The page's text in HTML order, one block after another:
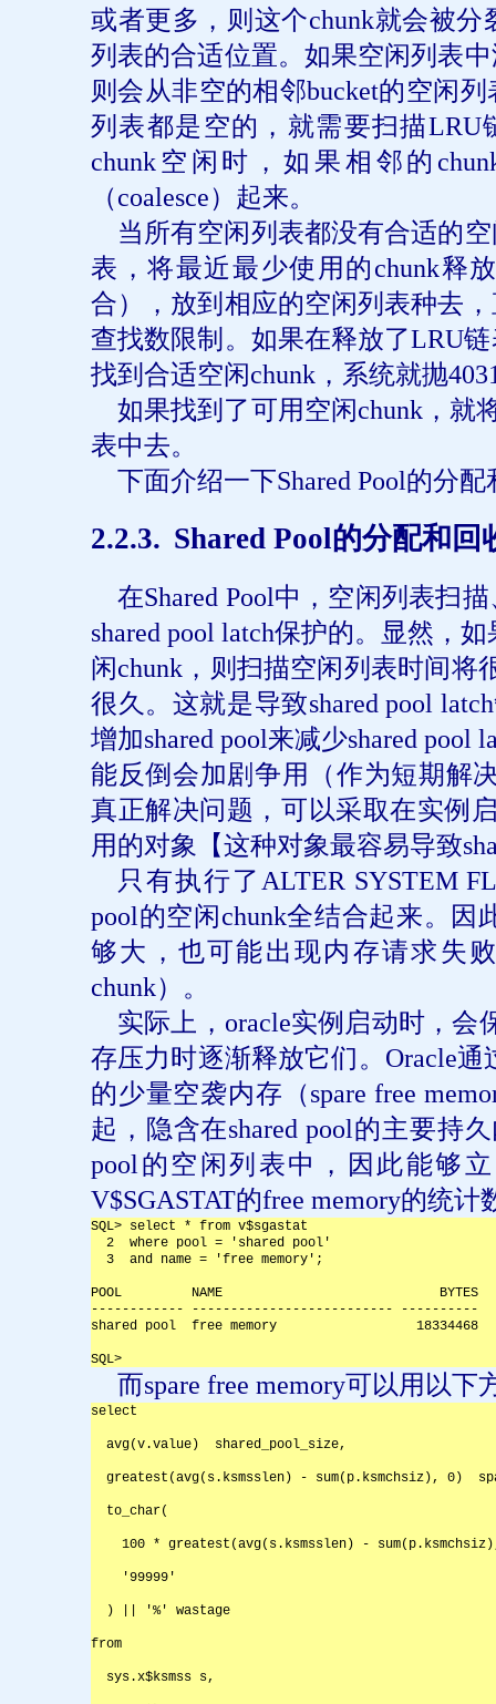
或者更多，则这个chunk就会被分
列表的合适位置。如果空闲列表
则会从非空的相邻bucket的空闲列
列表都是空的，就需要扫描LRU
chunk 空闲时，如果相邻的
（coalesce）起来。
当所有空闲列表都没有合适的
表，将最近最少使用的chunk释
合），放到相应的空闲列表种去
查找数限制。如果在释放了LRU
找到合适空闲chunk ，系统就抛
如果找到了可用空闲chunk ，就
表中去。
下面介绍一下Shared Pool的分配
2.2.3. Shared Pool的分配和回
在Shared Pool中，空闲列表扫
shared pool latch保护的。显然，如
闲chunk ，则扫描空闲列表时间将
很久。这就是导致shared pool latch
增加shared pool来减少shared pool
能反倒会加剧争用（作为短期解
真正解决问题，可以采取在实例
用的对象【这种对象最容易导致
只有执行了 ALTER SYSTEM
pool的空闲chunk全结合起来。因
够大，也可能出现内存请求失
chunk）。
实际上， oracle实例启动时，会
存压力时逐渐释放它们。 Oracle通
的少量空袭内存（spare free
起，隐含在shared pool的主要持
pool 的空闲列表中，因此能够
V$SGASTAT的free memory的统计
SQL> select * from v$sgastat
2  where pool = 'shared pool'
3  and name = 'free memory';
POOL         NAME                            BYTES
------------ -------------------------- ----------
shared pool  free memory                  18334468
SQL>
而spare free memory可以用以下
select
avg(v.value)  shared_pool_size,
greatest(avg(s.ksmsslen) - sum(p.ksmchsiz), 0)
to_char(
100 * greatest(avg(s.ksmsslen) -
'99999'
) || '%' wastage
from
sys.x$ksmss s,